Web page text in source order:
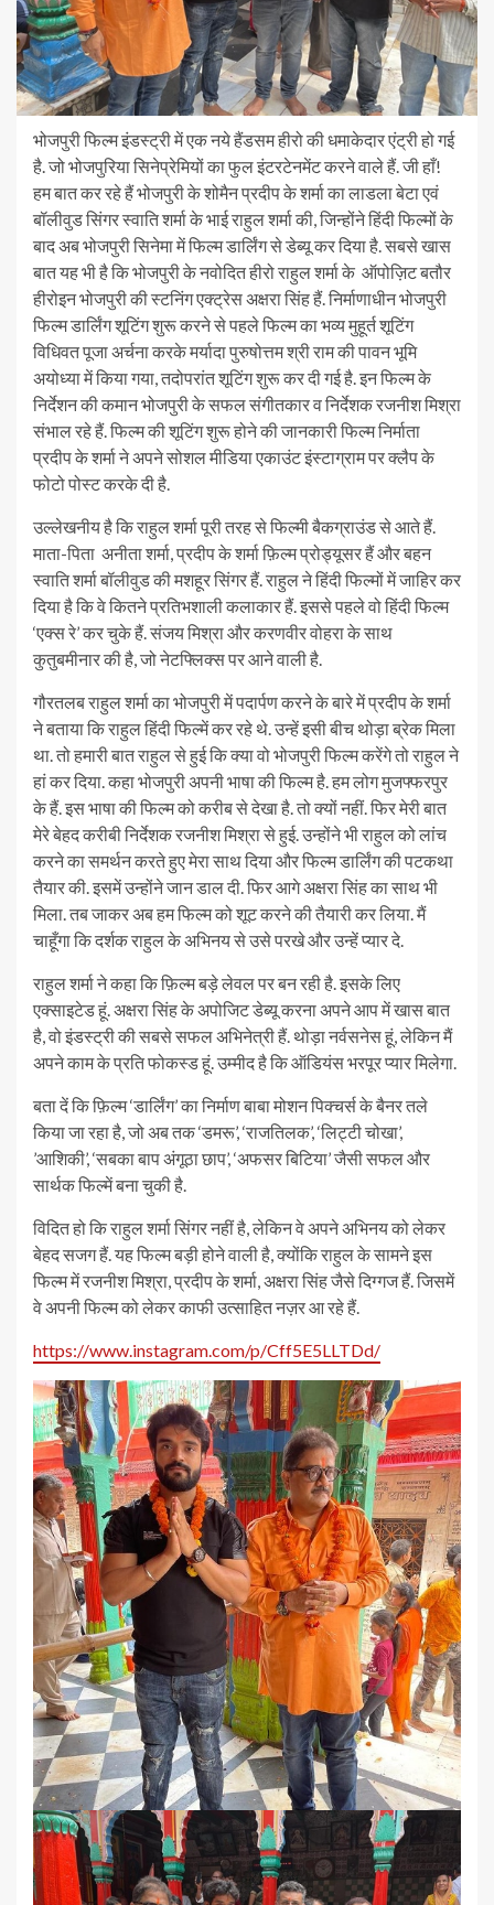
भोजपुरी फिल्म इंडस्ट्री में एक नये हैंडसम हीरो की धमाकेदार एंट्री हो गई
है. जो भोजपुरिया सिनेप्रेमियों का फुल इंटरटेनमेंट करने वाले हैं. जी हाँ!
हम बात कर रहे हैं भोजपुरी के शोमैन प्रदीप के शर्मा का लाडला बेटा एवं
बॉलीवुड सिंगर स्वाति शर्मा के भाई राहुल शर्मा की, जिन्होंने हिंदी फिल्मों के
बाद अब भोजपुरी सिनेमा में फिल्म डार्लिंग से डेब्यू कर दिया है. सबसे खास
बात यह भी है कि भोजपुरी के नवोदित हीरो राहुल शर्मा के ऑपोज़िट बतौर
हीरोइन भोजपुरी की स्टनिंग एक्ट्रेस अक्षरा सिंह हैं. निर्माणाधीन भोजपुरी
फिल्म डार्लिंग शूटिंग शुरू करने से पहले फिल्म का भव्य मुहूर्त शूटिंग
विधिवत पूजा अर्चना करके मर्यादा पुरुषोत्तम श्री राम की पावन भूमि
अयोध्या में किया गया, तदोपरांत शूटिंग शुरू कर दी गई है. इन फिल्म के
निर्देशन की कमान भोजपुरी के सफल संगीतकार व निर्देशक रजनीश मिश्रा
संभाल रहे हैं. फिल्म की शूटिंग शुरू होने की जानकारी फिल्म निर्माता
प्रदीप के शर्मा ने अपने सोशल मीडिया एकाउंट इंस्टाग्राम पर क्लैप के
फोटो पोस्ट करके दी है.
उल्लेखनीय है कि राहुल शर्मा पूरी तरह से फिल्मी बैकग्राउंड से आते हैं.
माता-पिता अनीता शर्मा, प्रदीप के शर्मा फ़िल्म प्रोड्यूसर हैं और बहन
स्वाति शर्मा बॉलीवुड की मशहूर सिंगर हैं. राहुल ने हिंदी फिल्मों में जाहिर कर
दिया है कि वे कितने प्रतिभशाली कलाकार हैं. इससे पहले वो हिंदी फिल्म
‘एक्स रे’ कर चुके हैं. संजय मिश्रा और करणवीर वोहरा के साथ
कुतुबमीनार की है, जो नेटफ्लिक्स पर आने वाली है.
गौरतलब राहुल शर्मा का भोजपुरी में पदार्पण करने के बारे में प्रदीप के शर्मा
ने बताया कि राहुल हिंदी फिल्में कर रहे थे. उन्हें इसी बीच थोड़ा ब्रेक मिला
था. तो हमारी बात राहुल से हुई कि क्या वो भोजपुरी फिल्म करेंगे तो राहुल ने
हां कर दिया. कहा भोजपुरी अपनी भाषा की फिल्म है. हम लोग मुजफ्फरपुर
के हैं. इस भाषा की फिल्म को करीब से देखा है. तो क्यों नहीं. फिर मेरी बात
मेरे बेहद करीबी निर्देशक रजनीश मिश्रा से हुई. उन्होंने भी राहुल को लांच
करने का समर्थन करते हुए मेरा साथ दिया और फिल्म डार्लिंग की पटकथा
तैयार की. इसमें उन्होंने जान डाल दी. फिर आगे अक्षरा सिंह का साथ भी
मिला. तब जाकर अब हम फिल्म को शूट करने की तैयारी कर लिया. मैं
चाहूँगा कि दर्शक राहुल के अभिनय से उसे परखे और उन्हें प्यार दे.
राहुल शर्मा ने कहा कि फ़िल्म बड़े लेवल पर बन रही है. इसके लिए
एक्साइटेड हूं. अक्षरा सिंह के अपोजिट डेब्यू करना अपने आप में खास बात
है, वो इंडस्ट्री की सबसे सफल अभिनेत्री हैं. थोड़ा नर्वसनेस हूं, लेकिन मैं
अपने काम के प्रति फोकस्ड हूं. उम्मीद है कि ऑडियंस भरपूर प्यार मिलेगा.
बता दें कि फ़िल्म ‘डार्लिंग’ का निर्माण बाबा मोशन पिक्चर्स के बैनर तले
किया जा रहा है, जो अब तक ‘डमरू’, ‘राजतिलक’, ‘लिट्टी चोखा’,
’आशिकी’, ‘सबका बाप अंगूठा छाप’, ‘अफसर बिटिया’ जैसी सफल और
सार्थक फिल्में बना चुकी है.
विदित हो कि राहुल शर्मा सिंगर नहीं है, लेकिन वे अपने अभिनय को लेकर
बेहद सजग हैं. यह फिल्म बड़ी होने वाली है, क्योंकि राहुल के सामने इस
फिल्म में रजनीश मिश्रा, प्रदीप के शर्मा, अक्षरा सिंह जैसे दिग्गज हैं. जिसमें
वे अपनी फिल्म को लेकर काफी उत्साहित नज़र आ रहे हैं.
https://www.instagram.com/p/Cff5E5LLTDd/